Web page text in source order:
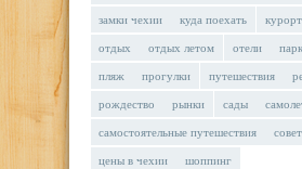
замки чехии куда поехать курорт
отдых отдых летом отели
пляж прогулки путешествия
рождество рынки сады
самостоятельные путешествия
цены в чехии шоппинг